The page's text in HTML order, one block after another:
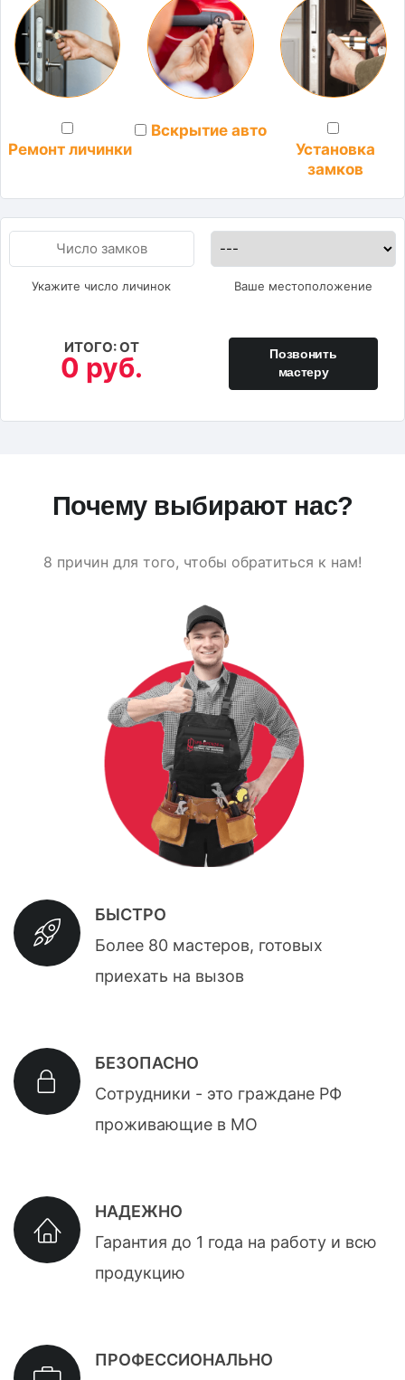
Ремонт личинки
Вскрытие авто
Установка
замков
Укажите число личинок Ваше местоположение
ИТОГО: ОТ
0 руб.
Позвонить
мастеру
Почему выбирают нас?
8 причин для того, чтобы обратиться к нам!
БЫСТРО
Более 80 мастеров, готовых
приехать на вызов
БЕЗОПАСНО
Сотрудники - это граждане РФ
проживающие в МО
НАДЕЖНО
Гарантия до 1 года на работу и всю
продукцию
ПРОФЕССИОНАЛЬНО